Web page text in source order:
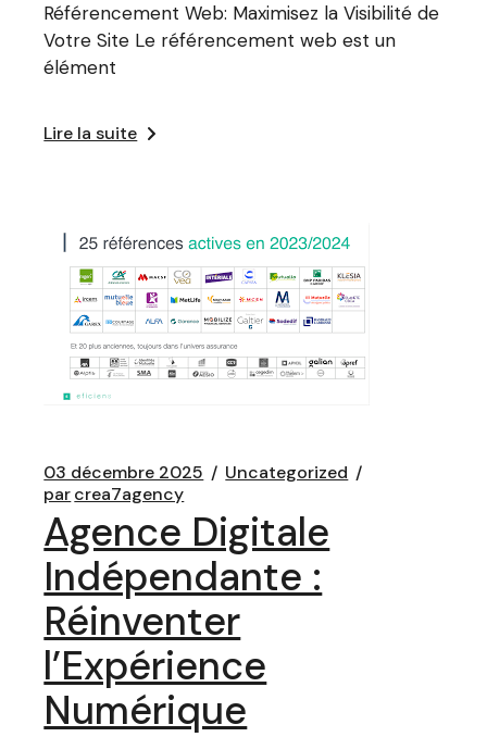
Référencement Web: Maximisez la Visibilité de
Votre Site Le référencement web est un
élément
Lire la suite
03 décembre 2025
Uncategorized
parcrea7agency
Agence Digitale
Indépendante :
Réinventer
l’Expérience
Numérique